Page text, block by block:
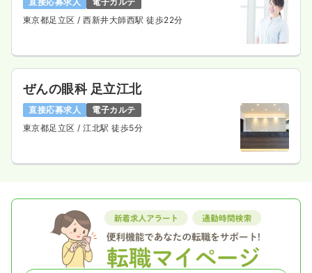
東京都足立区/ 西新井大師西駅 徒歩22分
ぜんの眼科 足立江北
直接応募求人
電子カルテ
東京都足立区/ 江北駅 徒歩5分